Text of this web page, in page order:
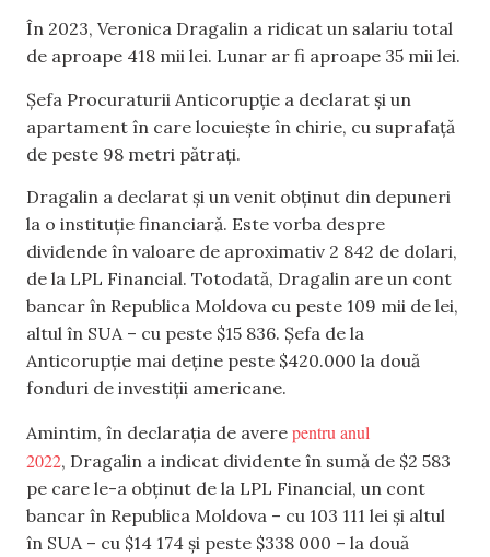
În 2023, Veronica Dragalin a ridicat un salariu total
de aproape 418 mii lei. Lunar ar fi aproape 35 mii lei.
Șefa Procuraturii Anticorupție a declarat și un
apartament în care locuiește în chirie, cu suprafață
de peste 98 metri pătrați.
Dragalin a declarat și un venit obținut din depuneri
la o instituție financiară. Este vorba despre
dividende în valoare de aproximativ 2 842 de dolari,
de la LPL Financial. Totodată, Dragalin are un cont
bancar în Republica Moldova cu peste 109 mii de lei,
altul în SUA – cu peste $15 836. Șefa de la
Anticorupție mai deține peste $420.000 la două
fonduri de investiții americane.
Amintim, în declarația de avere pentru anul
2022, Dragalin a indicat dividente în sumă de $2 583
pe care le-a obținut de la LPL Financial, un cont
bancar în Republica Moldova – cu 103 111 lei și altul
în SUA – cu $14 174 și peste $338 000 – la două